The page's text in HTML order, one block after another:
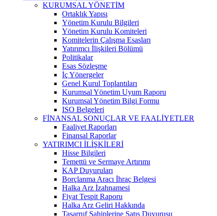
KURUMSAL YÖNETİM
Ortaklık Yapısı
Yönetim Kurulu Bilgileri
Yönetim Kurulu Komiteleri
Komitelerin Çalışma Esasları
Yatırımcı İlişkileri Bölümü
Politikalar
Esas Sözleşme
İç Yönergeler
Genel Kurul Toplantıları
Kurumsal Yönetim Uyum Raporu
Kurumsal Yönetim Bilgi Formu
ISO Belgeleri
FİNANSAL SONUÇLAR VE FAALİYETLER
Faaliyet Raporları
Finansal Raporlar
YATIRIMCI İLİŞKİLERİ
Hisse Bilgileri
Temettü ve Sermaye Artırımı
KAP Duyuruları
Borçlanma Aracı İhraç Belgesi
Halka Arz İzahnamesi
Fiyat Tespit Raporu
Halka Arz Geliri Hakkında
Tasarruf Sahiplerine Satış Duyurusu